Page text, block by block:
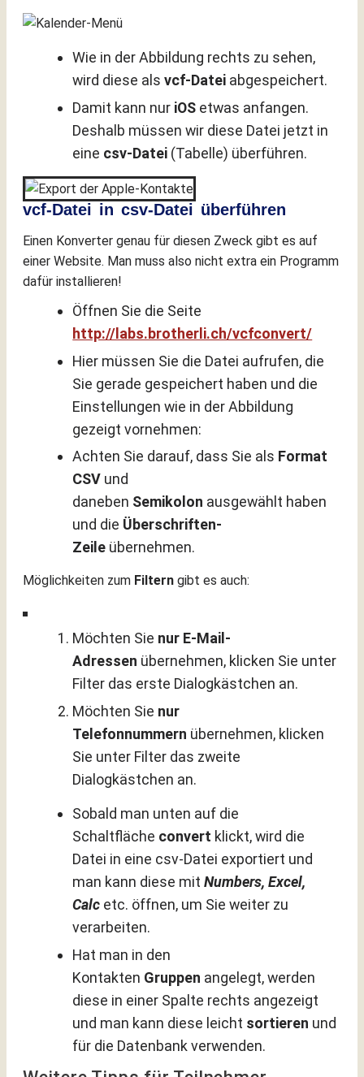
Wie in der Abbildung rechts zu sehen,
wird diese alsvcf-Datei abgespeichert.
Damit kann nur iOS etwas anfangen.
Deshalb müssen wir diese Datei jetzt in
eine csv-Datei (Tabelle) überführen.
vcf-Datei in csv-Datei überführen
Einen Konverter genau für diesen Zweck gibt es auf
einer Website. Man muss also nicht extra ein Programm
dafür installieren!
Öffnen Sie die Seite
http://labs.brotherli.ch/vcfconvert/
Hier müssen Sie die Datei aufrufen, die
Sie gerade gespeichert haben und die
Einstellungen wie in der Abbildung
gezeigt vornehmen:
Achten Sie darauf, dass Sie als Format
CSV und
daneben Semikolon ausgewählt haben
und die Überschriften-
Zeile übernehmen.
Möglichkeiten zum Filtern gibt es auch:
Möchten Sie nur E-Mail-
Adressen übernehmen, klicken Sie unter
Filter das erste Dialogkästchen an.
Möchten Sie nur
Telefonnummern übernehmen, klicken
Sie unter Filter das zweite
Dialogkästchen an.
Sobald man unten auf die
Schaltfläche convert klickt, wird die
Datei in eine csv-Datei exportiert und
man kann diese mitNumbers, Excel,
Calc etc. öffnen, um Sie weiter zu
verarbeiten.
Hat man in den
Kontakten Gruppen angelegt, werden
diese in einer Spalte rechts angezeigt
und man kann diese leicht sortieren und
für die Datenbank verwenden.